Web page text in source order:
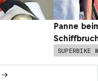
Panne
SUPERBIKE